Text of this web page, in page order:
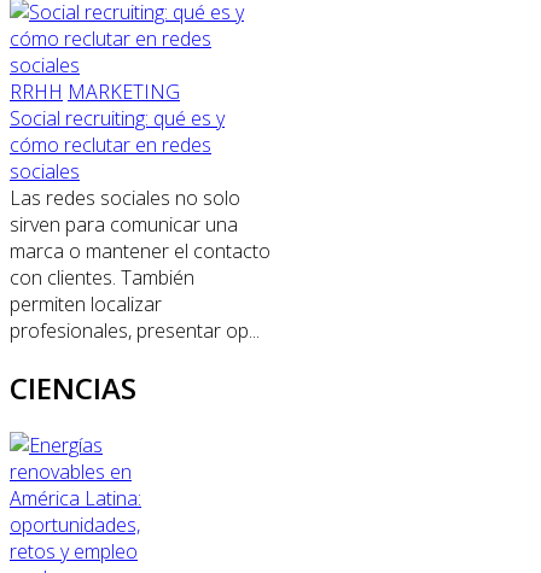
RRHH MARKETING
Social recruiting: qué es y
cómo reclutar en redes
sociales
Las redes sociales no solo
sirven para comunicar una
marca o mantener el contacto
con clientes. También
permiten localizar
profesionales, presentar op...
CIENCIAS